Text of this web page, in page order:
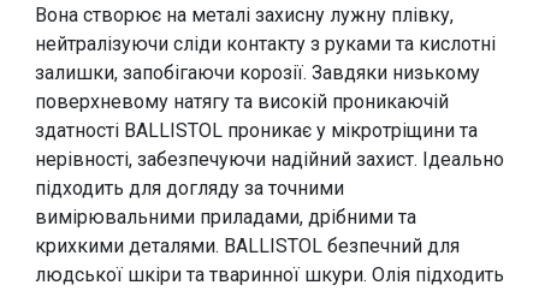
Вона створює на металі захисну лужну плівку,
нейтралізуючи сліди контакту з руками та кислотні
залишки, запобігаючи корозії. Завдяки низькому
поверхневому натягу та високій проникаючій
здатності BALLISTOL проникає у мікротріщини та
нерівності, забезпечуючи надійний захист. Ідеально
підходить для догляду за точними
вимірювальними приладами, дрібними та
крихкими деталями. BALLISTOL безпечний для
людської шкіри та тваринної шкури. Олія підходить